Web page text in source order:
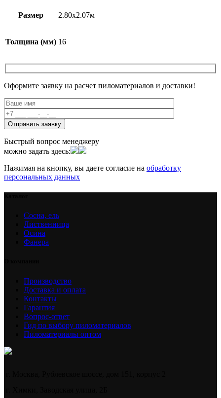
Размер 2.80х2.07м
Толщина (мм) 16
Оформите заявку на расчет пиломатериалов и доставки!
Быстрый вопрос менеджеру
можно задать здесь:
Нажимая на кнопку, вы даете согласие на обработку
персональных данных
Сосна, ель
Лиственница
Осина
Фанера
Производство
Доставка и оплата
Контакты
Гарантия
Вопрос-ответ
Гид по выбору пиломатериалов
Пиломатериалы оптом